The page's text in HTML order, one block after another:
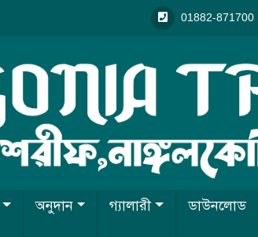
01882-871700
অনুদান গ্যালারী ডাউনলোড